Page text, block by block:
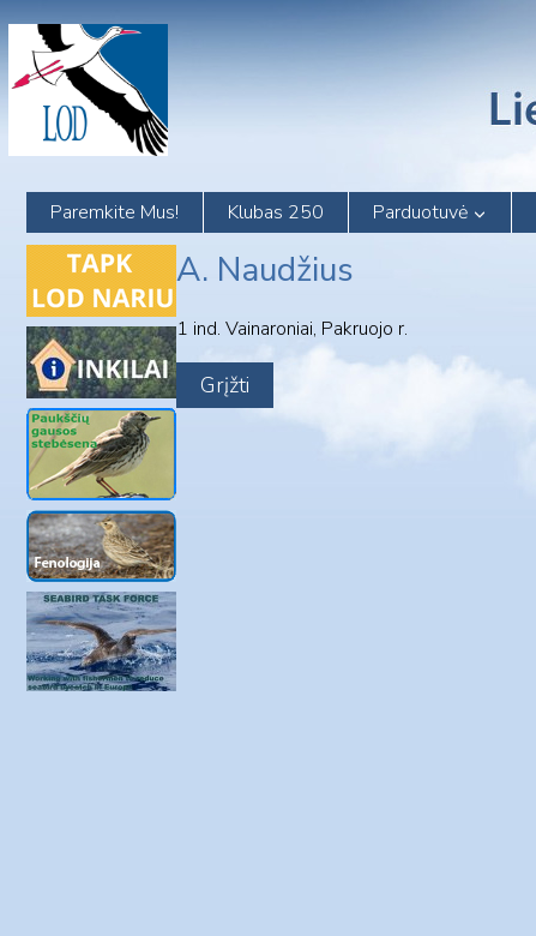
content
Paremkite Mus! Klubas 250 Parduotuvė
A. Naudžius
1 ind. Vainaroniai, Pakruojo r.